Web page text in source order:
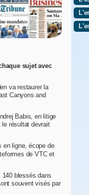
sujet avec
va restaurer la
Canyons and
Babis, en litige
résultat devrait
en ligne, écope de
de VTC et
blessés dans
souvent visés par